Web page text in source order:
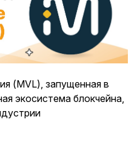
(MVL), запущенная в
экосистема блокчейна,